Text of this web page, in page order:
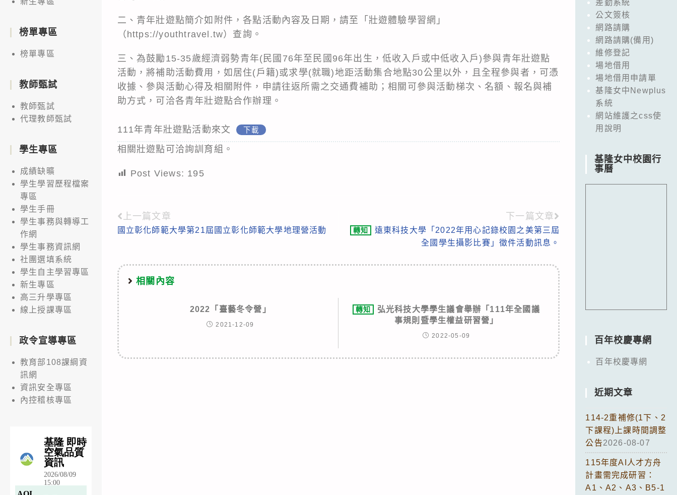
二、青年壯遊點簡介如附件，各點活動內容及日期，請至「壯遊體驗學習網」
（https://youthtravel.tw）查詢。
三、為鼓勵15-35歲經濟弱勢青年(民國76年至民國96年出生，低收入戶或中低收入戶)參與青年壯遊點
活動，將補助活動費用，如居住(戶籍)或求學(就職)地距活動集合地點30公里以外，且全程參與者，可憑
收據、參與活動心得及相關附件，申請往返所需之交通費補助；相關可參與活動梯次、名額、報名與補
助方式，可洽各青年壯遊點合作辦理。
111年青年壯遊點活動來文 下載
相關壯遊點可洽詢訓育組。
Post Views: 195
Read
more
上一篇文章
國立彰化師範大學第21屆國立彰化師範大學地理營活動
下一篇文章
轉知
遠東科技大學「2022年用心記錄校園之美第三屆
全國學生攝影比賽」徵件活動訊息。
相關內容
2022「臺藝冬令營」
2021-12-09
轉知
弘光科技大學學生議會舉辦「111年全國議
事規則暨學生權益研習營」
2022-05-09
榜單專區
榜單專區
教師甄試
教師甄試
代理教師甄試
學生專區
成績缺曠
學生學習歷程檔案
專區
學生手冊
學生事務與轉導工
作網
學生事務資訊網
社團選填系統
學生自主學習專區
新生專區
高三升學專區
線上授課專區
政令宣導專區
教育部108課綱資
訊網
資訊安全專區
內控稽核專區
差勤系統
公文簽核
網路請購
網路請購(備用)
維修登記
場地借用
場地借用申請單
基隆女中Newplus
系統
網站維護之css使
用說明
基隆女中校園行
事曆
百年校慶專網
百年校慶專網
近期文章
114-2重補修(1下、2
下課程)上課時間調整
公告2026-08-07
115年度AI人才方舟
計畫需完成研習：
A1、A2、A3、B5-1